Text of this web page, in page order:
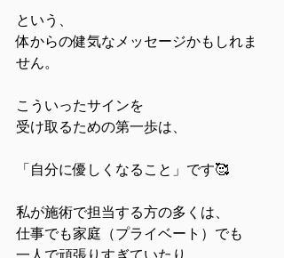
という、
体からの健気なメッセージかもしれま
せん。
こういったサインを
受け取るための第一歩は、
「自分に優しくなること」です🥰
私が施術で担当する方の多くは、
仕事でも家庭（プライベート）でも